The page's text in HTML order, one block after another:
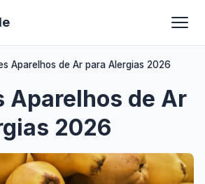
Aparelhos de Ar para Alergias 2026
Aparelhos de Ar
2026